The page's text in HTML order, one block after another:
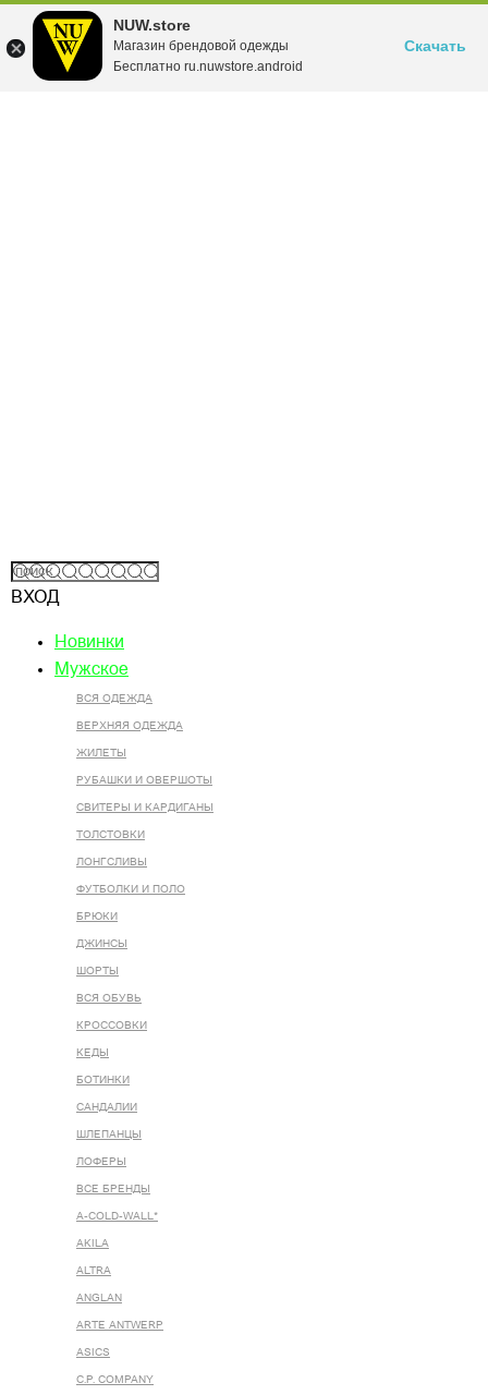
NUW.store
Магазин брендовой одежды
Бесплатно ru.nuwstore.android
Скачать
ВХОД
Новинки
Мужское
ВСЯ ОДЕЖДА
ВЕРХНЯЯ ОДЕЖДА
ЖИЛЕТЫ
РУБАШКИ И ОВЕРШОТЫ
СВИТЕРЫ И КАРДИГАНЫ
ТОЛСТОВКИ
ЛОНГСЛИВЫ
ФУТБОЛКИ И ПОЛО
БРЮКИ
ДЖИНСЫ
ШОРТЫ
ВСЯ ОБУВЬ
КРОССОВКИ
КЕДЫ
БОТИНКИ
САНДАЛИИ
ШЛЕПАНЦЫ
ЛОФЕРЫ
ВСЕ БРЕНДЫ
A-COLD-WALL*
AKILA
ALTRA
ANGLAN
ARTE ANTWERP
ASICS
C.P. COMPANY